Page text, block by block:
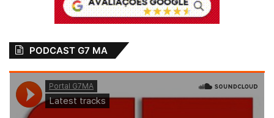
PODCAST G7 MA